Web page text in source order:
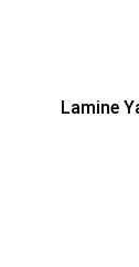
Lamine